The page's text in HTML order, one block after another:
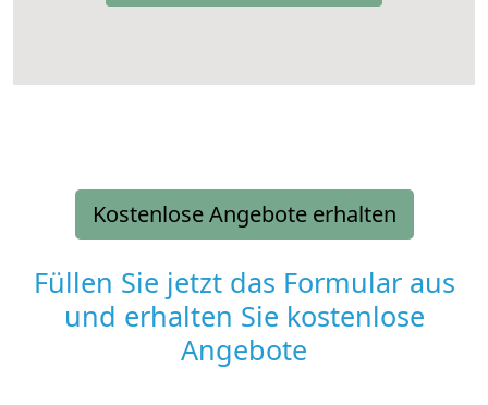
Kostenlose Angebote erhalten
Füllen Sie jetzt das Formular aus
und erhalten Sie kostenlose
Angebote